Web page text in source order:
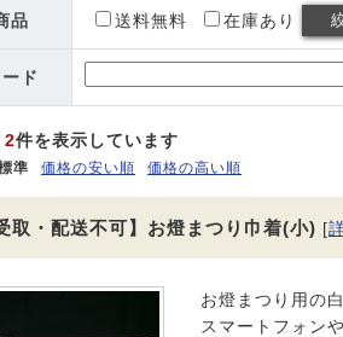
品 送料無料 在庫あり
ド
2件を表示しています
準 価格の安い順 価格の高い順
取・配送不可】お燈まつり巾着(小) [
お燈まつり用の
スマートフォン